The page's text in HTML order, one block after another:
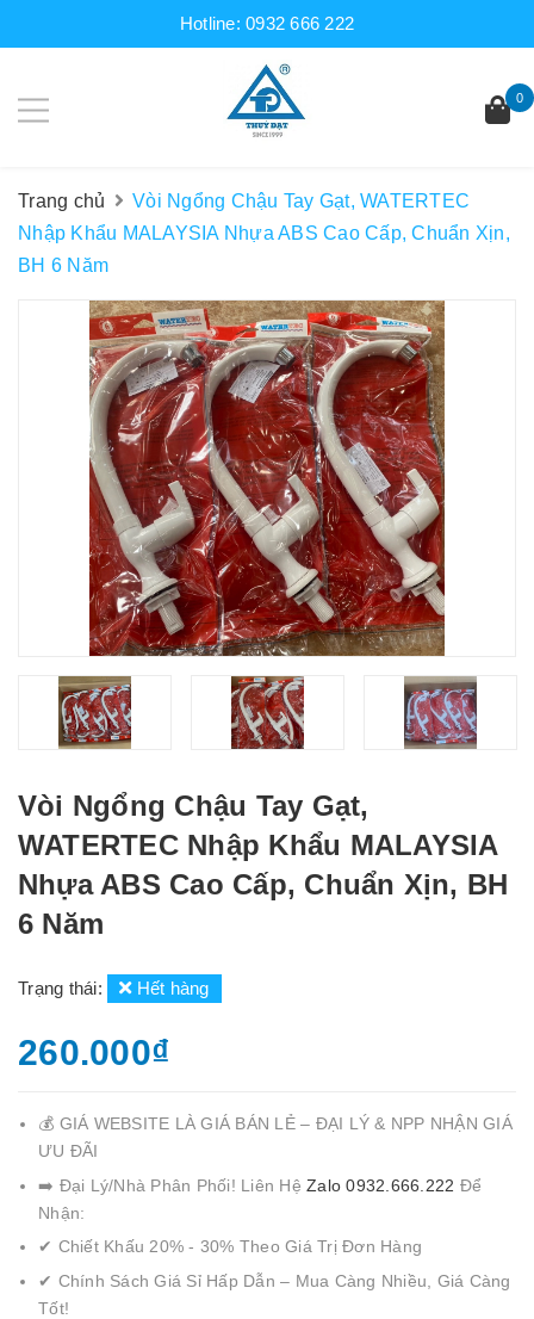
Hotline:0932 666 222
0
Trang chủ
Vòi Ngổng Chậu Tay Gạt, WATERTEC
Nhập Khẩu MALAYSIA Nhựa ABS Cao Cấp, Chuẩn Xịn,
BH 6 Năm
Vòi Ngổng Chậu Tay Gạt,
WATERTEC Nhập Khẩu MALAYSIA
Nhựa ABS Cao Cấp, Chuẩn Xịn, BH
6 Năm
Trạng thái: Hết hàng
260.000₫
💰 GIÁ WEBSITE LÀ GIÁ BÁN LẺ – ĐẠI LÝ & NPP NHẬN GIÁ
ƯU ĐÃI
➡️ Đại Lý/Nhà Phân Phối! Liên Hệ Zalo 0932.666.222 Để
Nhận:
✔ Chiết Khấu 20% - 30% Theo Giá Trị Đơn Hàng
✔ Chính Sách Giá Sỉ Hấp Dẫn – Mua Càng Nhiều, Giá Càng
Tốt!